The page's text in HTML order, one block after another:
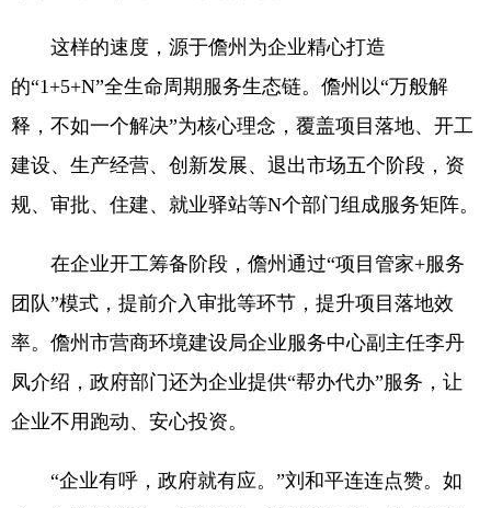
这样的速度，源于儋州为企业精心打造
的“1+5+N”全生命周期服务生态链。儋州以“万般解
释，不如一个解决”为核心理念，覆盖项目落地、开工
建设、生产经营、创新发展、退出市场五个阶段，资
规、审批、住建、就业驿站等N个部门组成服务矩阵。
在企业开工筹备阶段，儋州通过“项目管家+服务
团队”模式，提前介入审批等环节，提升项目落地效
率。儋州市营商环境建设局企业服务中心副主任李丹
凤介绍，政府部门还为企业提供“帮办代办”服务，让
企业不用跑动、安心投资。
“企业有呼，政府就有应。”刘和平连连点赞。如